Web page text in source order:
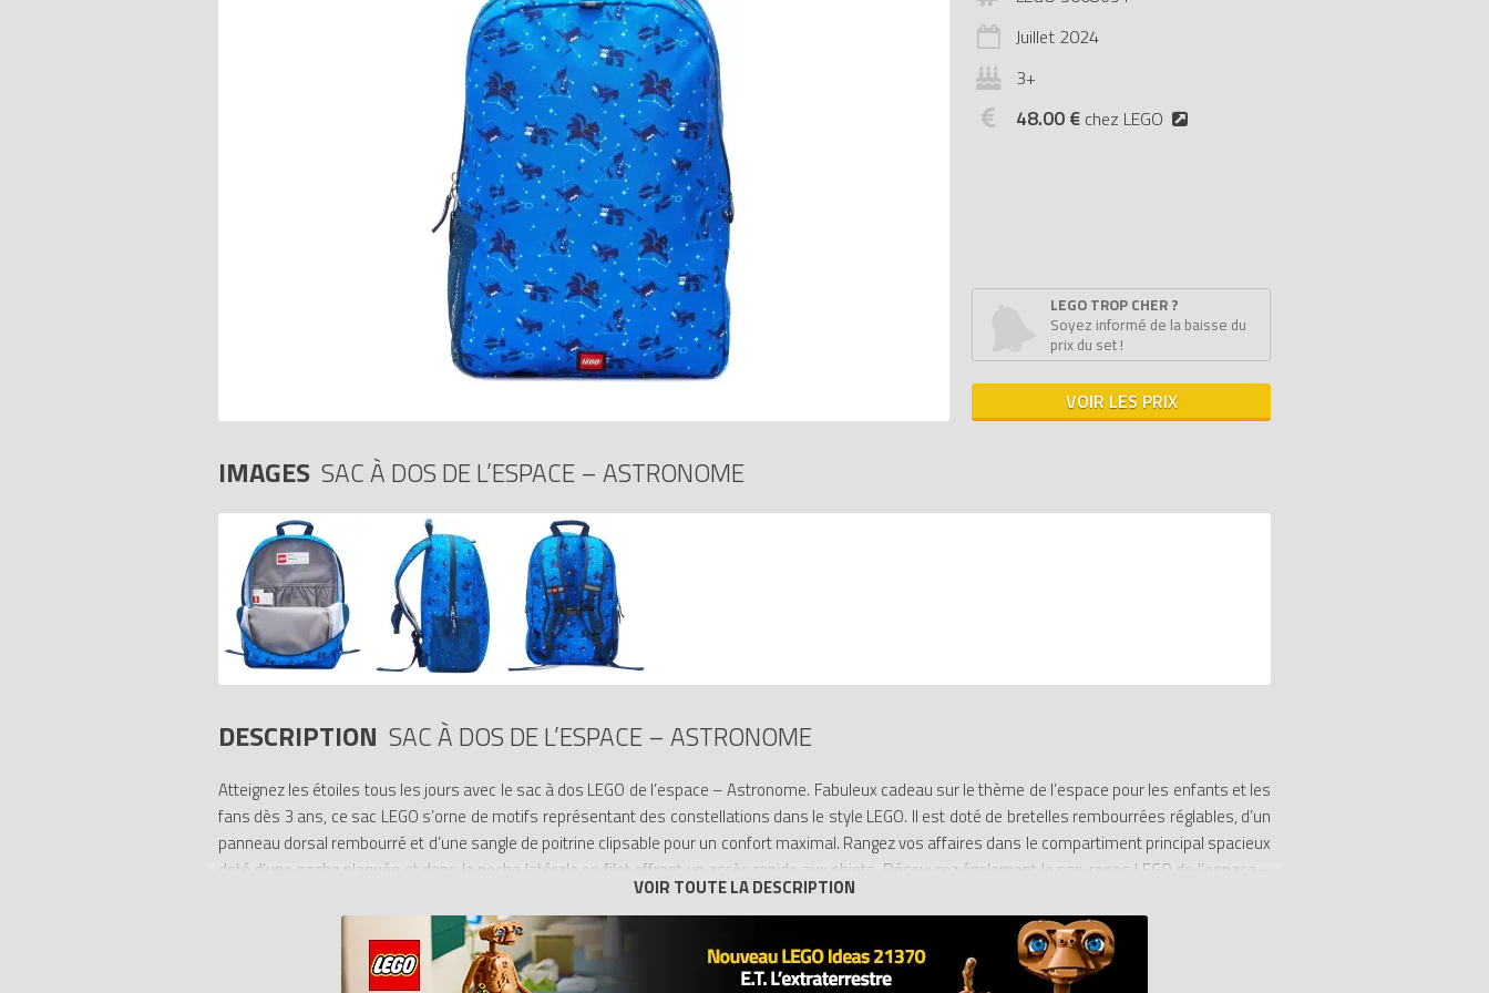
Juillet 2024
3+
48.00 € chez LEGO
LEGO TROP CHER ?
Soyez informé de la baisse du
prix du set !
VOIR LES PRIX
IMAGES SAC À DOS DE L’ESPACE – ASTRONOME
DESCRIPTION SAC À DOS DE L’ESPACE – ASTRONOME
Atteignez les étoiles tous les jours avec le sac à dos LEGO de l’espace – Astronome. Fabuleux cadeau sur le thème de l’espace pour les enfants et les
fans dès 3 ans, ce sac LEGO s’orne de motifs représentant des constellations dans le style LEGO. Il est doté de bretelles rembourrées réglables, d’un
panneau dorsal rembourré et d’une sangle de poitrine clipsable pour un confort maximal. Rangez vos affaires dans le compartiment principal spacieux
doté d’une poche plaquée et dans la poche latérale en filet offrant un accès rapide aux objets. Découvrez également le sac-repas LEGO de l’espace –
- Sac LEGO pour les fans qui aiment observer les étoiles – Le sac à dos LEGO de l’espace – Astronome s’orne de motifs représentant des
constellations dans le style LEGO. Il présente un compartiment principal zippé avec une poche plaquée ainsi qu’une poche latérale en filet
- Robustesse et confort – Ce sac à dos imperméable et léger est réalisé en tissu RPET et est doté de bretelles rembourrées réglables, d’une sangle de